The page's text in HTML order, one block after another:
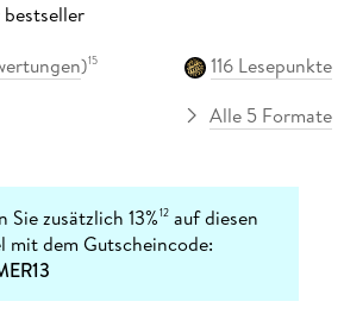
)15
116 Lesepunkte
Alle 5 Formate
Sie zusätzlich 13%12 auf diesen
mit dem Gutscheincode: